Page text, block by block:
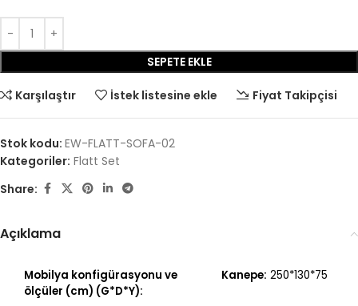
SEPETE EKLE
Karşılaştır İstek listesine ekle Fiyat Takipçisi
Stok kodu: EW-FLATT-SOFA-02
Kategoriler: Flatt Set
Share:
Açıklama
Mobilya konfigürasyonu ve
ölçüler (cm) (G*D*Y):
Kanepe: 250*130*75